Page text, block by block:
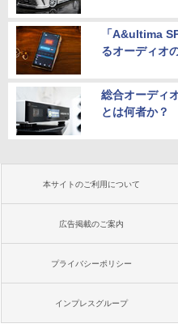
「A&ultima
るオーディオ
総合オーディ
とは何者か？
本サイトのご利用について
広告掲載のご案内
プライバシーポリシー
インプレスグループ